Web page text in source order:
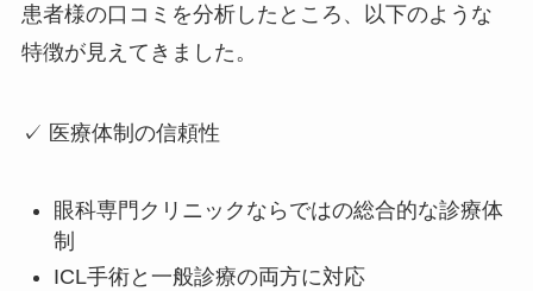
患者様の口コミを分析したところ、以下のような
特徴が見えてきました。
✓ 医療体制の信頼性
眼科専門クリニックならではの総合的な診療体
制
ICL手術と一般診療の両方に対応